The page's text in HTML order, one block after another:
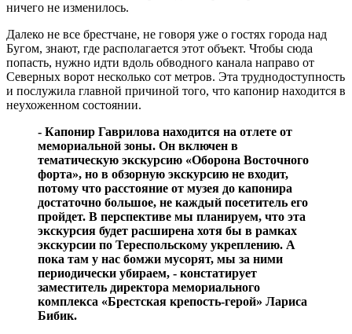
ничего не изменилось.
Далеко не все брестчане, не говоря уже о гостях города над
Бугом, знают, где располагается этот объект. Чтобы сюда
попасть, нужно идти вдоль обводного канала направо от
Северных ворот несколько сот метров. Эта труднодоступность
и послужила главной причиной того, что капонир находится в
неухоженном состоянии.
- Капонир Гаврилова находится на отлете от
мемориальной зоны. Он включен в
тематическую экскурсию «Оборона Восточного
форта», но в обзорную экскурсию не входит,
потому что расстояние от музея до капонира
достаточно большое, не каждый посетитель его
пройдет. В перспективе мы планируем, что эта
экскурсия будет расширена хотя бы в рамках
экскурсии по Тереспольскому укреплению. А
пока там у нас бомжи мусорят, мы за ними
периодически убираем, - констатирует
заместитель директора мемориального
комплекса «Брестская крепость-герой» Лариса
Бибик.